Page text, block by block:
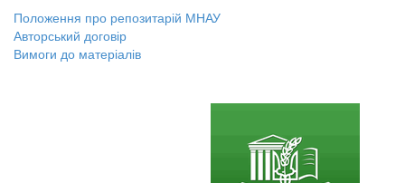
Положення про репозитарій МНАУ
Авторський договір
Вимоги до матеріалів